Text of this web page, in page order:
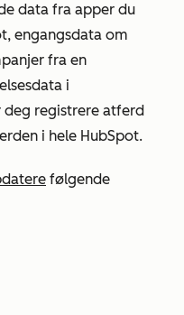
data fra apper du
engangsdata om
fra en
i
deg registrere atferd
i hele HubSpot.
følgende